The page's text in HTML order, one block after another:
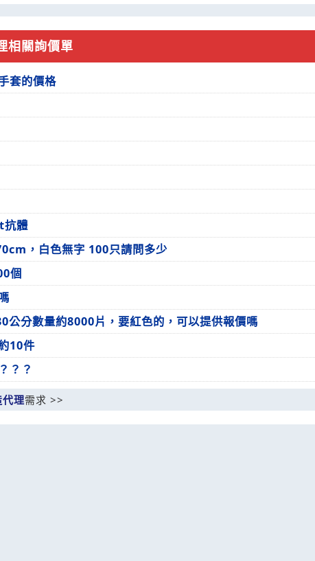
相關詢價單
套的價格
體
，白色無字 100只請問多少
個
公分數量約8000片，要紅色的，可以提供報價嗎
10件
？？
理需求 >>